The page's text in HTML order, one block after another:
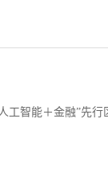
智能＋金融”先行